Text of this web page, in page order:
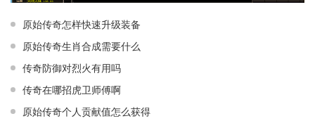
原始传奇怎样快速升级装备
原始传奇生肖合成需要什么
传奇防御对烈火有用吗
传奇在哪招虎卫师傅啊
原始传奇个人贡献值怎么获得